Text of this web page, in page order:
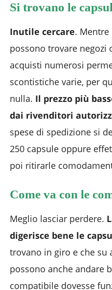
Si trovano le
Inutile cercare. Mentre
possono trovare negozi
acquisti numerosi
scontistiche varie, per
nulla. Il prezzo più
dai rivenditori
spese di spedizione si
250 capsule oppure
poi ritirarle
Come va con le
Meglio lasciar perdere.
digerisce bene le
trovano in giro e che su
possono anche andare
compatibile dovesse